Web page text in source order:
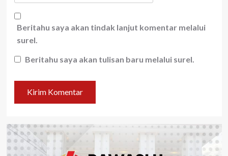
Beritahu saya akan tindak lanjut komentar melalui
surel.
Beritahu saya akan tulisan baru melalui surel.